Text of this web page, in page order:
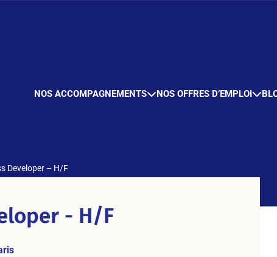
NOS ACCOMPAGNEMENTS NOS OFFRES D’EMPLOI
Developer – H/F
- H/F